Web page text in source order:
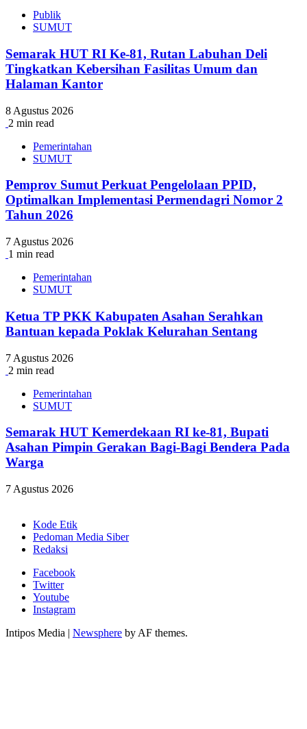
Publik
SUMUT
Semarak HUT RI Ke-81, Rutan Labuhan Deli
Tingkatkan Kebersihan Fasilitas Umum dan
Halaman Kantor
8 Agustus 2026
2 min read
Pemerintahan
SUMUT
Pemprov Sumut Perkuat Pengelolaan PPID,
Optimalkan Implementasi Permendagri Nomor 2
Tahun 2026
7 Agustus 2026
1 min read
Pemerintahan
SUMUT
Ketua TP PKK Kabupaten Asahan Serahkan
Bantuan kepada Poklak Kelurahan Sentang
7 Agustus 2026
2 min read
Pemerintahan
SUMUT
Semarak HUT Kemerdekaan RI ke-81, Bupati
Asahan Pimpin Gerakan Bagi-Bagi Bendera Pada
Warga
7 Agustus 2026
Kode Etik
Pedoman Media Siber
Redaksi
Facebook
Twitter
Youtube
Instagram
Intipos Media | Newsphere by AF themes.